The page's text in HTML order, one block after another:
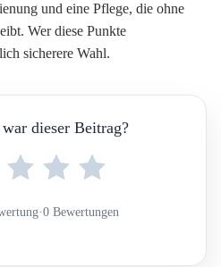
und eine Pflege, die ohne
Wer diese Punkte
sicherere Wahl.
dieser Beitrag?
·0 Bewertungen